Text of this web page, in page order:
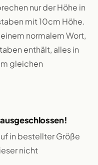
nur der Höhe in
mit 10cm Höhe.
normalem Wort,
enthält, alles in
gleichen
in bestellter Größe
nicht